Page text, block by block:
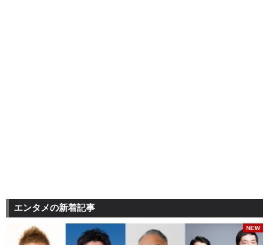
エンタメの新着記事
NEW